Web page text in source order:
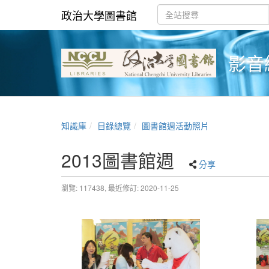
政治大學圖書館
影
知識庫 目錄總覽 圖書館週活動照片
2013圖書館週 分享
瀏覽: 117438, 最近修訂: 2020-11-25